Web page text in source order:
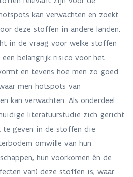
kan verwachten en zoekt
deze stoffen in andere landen.
in de vraag voor welke stoffen
belangrijk risico voor het
en tevens hoe men zo goed
men hotspots van
kan verwachten. Als onderdeel
literatuurstudie zich gericht
geven in de stoffen die
omwille van hun
hun voorkomen én de
van) deze stoffen is, waar